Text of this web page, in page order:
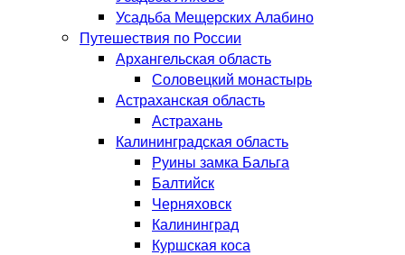
Усадьба Мещерских Алабино
Путешествия по России
Архангельская область
Соловецкий монастырь
Астраханская область
Астрахань
Калининградская область
Руины замка Бальга
Балтийск
Черняховск
Калининград
Куршская коса